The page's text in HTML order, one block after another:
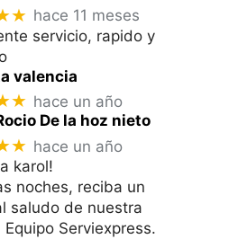
hace 11 meses
servicio, rapido y
valencia
hace un año
De la hoz nieto
hace un año
karol!
noches, reciba un
saludo de nuestra
Equipo Serviexpress.